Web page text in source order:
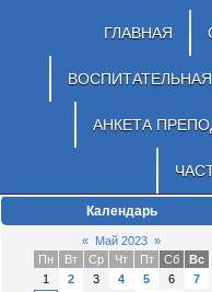
ГЛАВНАЯ
АНКЕТА
Календарь
« Май 2023 »
Пн
Вт Ср Чт Пт Сб
Вс
1
2 3 4 5 6
7